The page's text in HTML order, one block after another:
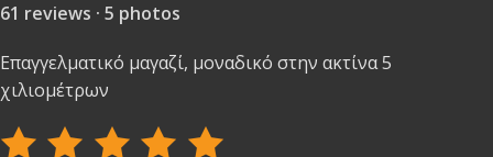
61 reviews · 5 photos
Επαγγελματικό μαγαζί, μοναδικό στην ακτίνα 5
χιλιομέτρων